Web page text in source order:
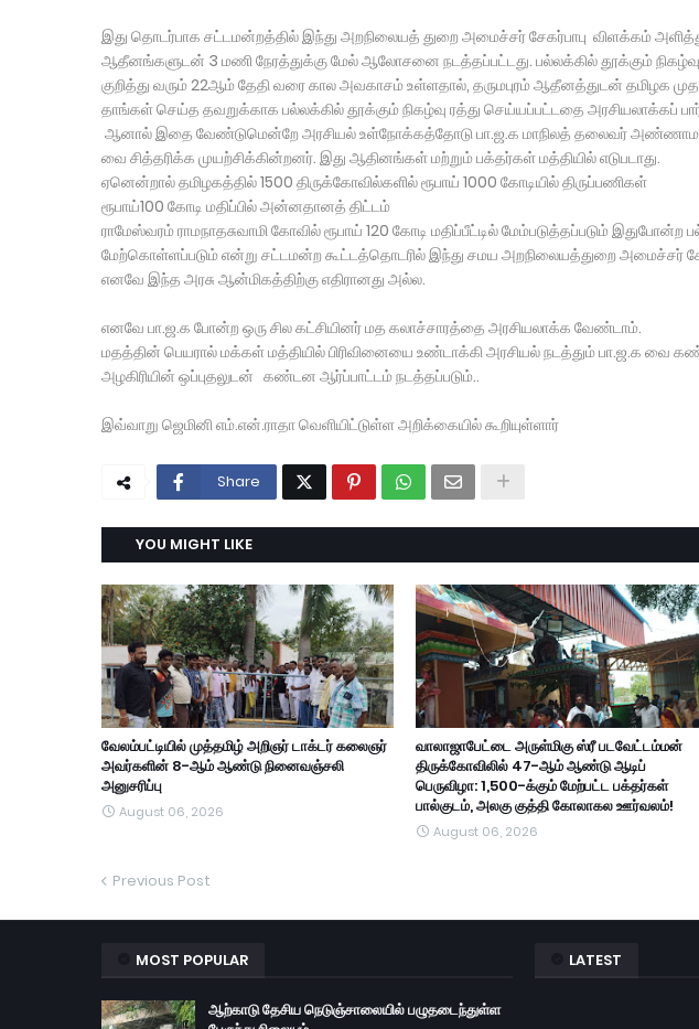
இது தொடர்பாக சட்டமன்றத்தில் இந்து அறநிலையத் துறை அமைச்சர் சேகர்பாபு விளக்கம் அளித்து
ஆதீனங்களுடன் 3 மணி நேரத்துக்கு மேல் ஆலோசனை நடத்தப்பட்டது. பல்லக்கில் தூக்கும்
குறித்து வரும் 22ஆம் தேதி வரை கால அவகாசம் உள்ளதால், தருமபுரம் ஆதீனத்துடன் தமிழக
தாங்கள் செய்த தவறுக்காக பல்லக்கில் தூக்கும் நிகழ்வு ரத்து செய்யப்பட்டதை அரசியலாக்கப்
ஆனால் இதை வேண்டுமென்றே அரசியல் உள்நோக்கத்தோடு பா.ஜ.க மாநிலத் தலைவர் அண்ணாமலை
வை சித்தரிக்க முயற்சிக்கின்றனர். இது ஆதினங்கள் மற்றும் பக்தர்கள் மத்தியில் எடுபடாது.
ஏனென்றால் தமிழகத்தில் 1500 திருக்கோவில்களில் ரூபாய் 1000 கோடியில் திருப்பணிகள்
ரூபாய்100 கோடி மதிப்பில் அன்னதானத் திட்டம்
ராமேஸ்வரம் ராமநாதசுவாமி கோவில் ரூபாய் 120 கோடி மதிப்பீட்டில் மேம்படுத்தப்படும்
மேற்கொள்ளப்படும் என்று சட்டமன்ற கூட்டத்தொடரில் இந்து சமய அறநிலையத்துறை அமைச்சர்
எனவே இந்த அரசு ஆன்மிகத்திற்கு எதிரானது அல்ல.
எனவே பா.ஜ.க போன்ற ஒரு சில கட்சியினர் மத கலாச்சாரத்தை அரசியலாக்க வேண்டாம்.
மதத்தின் பெயரால் மக்கள் மத்தியில் பிரிவினையை உண்டாக்கி அரசியல் நடத்தும் பா‌.ஜ.க வை
அழகிரியின் ஒப்புதலுடன் கண்டன ஆர்ப்பாட்டம் நடத்தப்படும்..
இவ்வாறு ஜெமினி எம்.என்.ராதா வெளியிட்டுள்ள அறிக்கையில் கூறியுள்ளார்
Share
YOU MIGHT LIKE
வேலம்பட்டியில் முத்தமிழ் அறிஞர் டாக்டர் கலைஞர்
அவர்களின் 8-ஆம் ஆண்டு நினைவஞ்சலி
அனுசரிப்பு
August 06, 2026
வாலாஜாபேட்டை அருள்மிகு ஸ்ரீ படவேட்டம்மன்
திருக்கோவிலில் 47-ஆம் ஆண்டு ஆடிப்
பெருவிழா: 1,500-க்கும் மேற்பட்ட பக்தர்கள்
பால்குடம், அலகு குத்தி கோலாகல ஊர்வலம்!
August 06, 2026
Previous Post
MOST POPULAR
ஆற்காடு தேசிய நெடுஞ்சாலையில் பழுதடைந்துள்ள
LATEST